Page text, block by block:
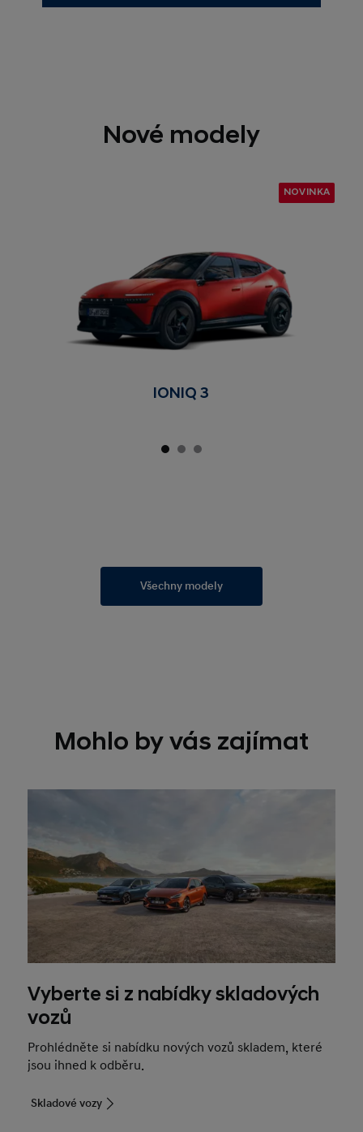
Nové modely
NOVINKA
IONIQ 3
Všechny modely
Mohlo by vás zajímat
Vyberte si z nabídky skladových
vozů
Prohlédněte si nabídku nových vozů skladem, které
jsou ihned k odběru.
Skladové vozy